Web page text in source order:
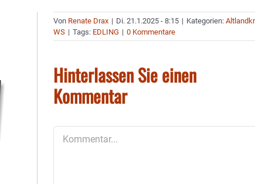
Von Renate Drax | Di. 21.1.2025 - 8:15 | Kategorien:
WS | Tags: EDLING | 0 Kommentare
Hinterlassen Sie einen
Kommentar